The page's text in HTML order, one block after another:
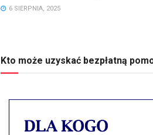
6 SIERPNIA, 2025
Kto może uzyskać bezpłatną